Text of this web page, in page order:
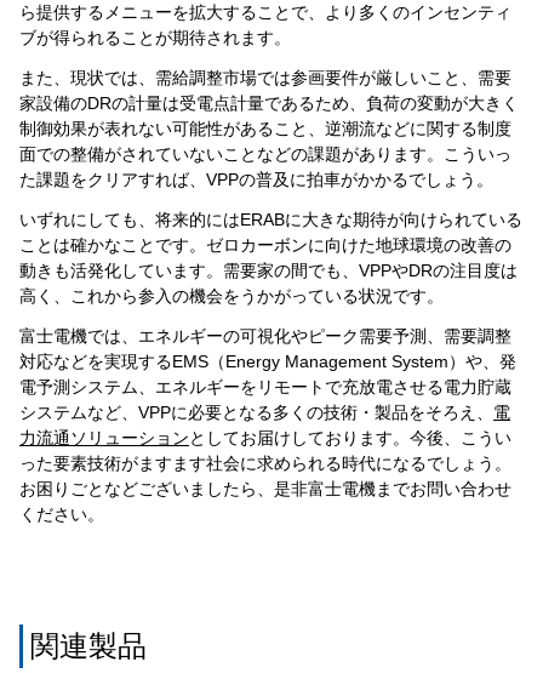
ら提供するメニューを拡大することで、より多くのインセンティ
ブが得られることが期待されます。
また、現状では、需給調整市場では参画要件が厳しいこと、需要
家設備のDRの計量は受電点計量であるため、負荷の変動が大きく
制御効果が表れない可能性があること、逆潮流などに関する制度
面での整備がされていないことなどの課題があります。こういっ
た課題をクリアすれば、VPPの普及に拍車がかかるでしょう。
いずれにしても、将来的にはERABに大きな期待が向けられている
ことは確かなことです。ゼロカーボンに向けた地球環境の改善の
動きも活発化しています。需要家の間でも、VPPやDRの注目度は
高く、これから参入の機会をうかがっている状況です。
富士電機では、エネルギーの可視化やピーク需要予測、需要調整
対応などを実現するEMS（Energy Management System）や、発
電予測システム、エネルギーをリモートで充放電させる電力貯蔵
システムなど、VPPに必要となる多くの技術・製品をそろえ、 電
力流通ソリューションとしてお届けしております。今後、こうい
った要素技術がますます社会に求められる時代になるでしょう。
お困りごとなどございましたら、是非富士電機までお問い合わせ
ください。
関連製品